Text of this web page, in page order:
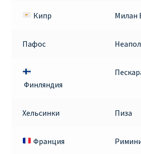
ДЕШЕВЫЕ АВИАБИЛЕТЫ В БЕРЛИН
ДЕШЕВЫЕ АВИАБИЛЕТЫ В
ДЕШЕВЫЕ АВИАБИЛЕТЫ В ВАРШАВУ
Кипр Милан
Пафос
Финляндия
Хельсинки Пиза
Франция